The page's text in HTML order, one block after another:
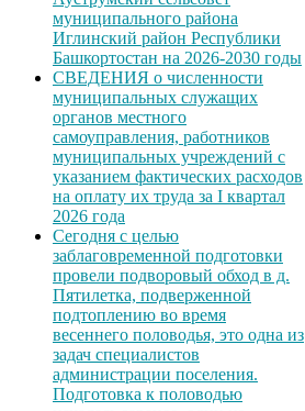
муниципального района
Иглинский район Республики
Башкортостан на 2026-2030 годы
СВЕДЕНИЯ о численности
муниципальных служащих
органов местного
самоуправления, работников
муниципальных учреждений с
указанием фактических расходов
на оплату их труда за I квартал
2026 года
Сегодня с целью
заблаговременной подготовки
провели подворовый обход в д.
Пятилетка, подверженной
подтоплению во время
весеннего половодья, это одна из
задач специалистов
администрации поселения.
Подготовка к половодью